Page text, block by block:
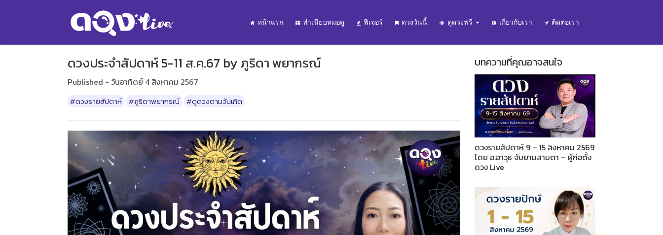
หน้าแรก ทำเนียบหมอดู ฟีเจอร์ ดวงวันนี้ ดูดวงฟรี เกี่ยวกับเรา ติดต่อเรา
ดวงประจำสัปดาห์ 5-11 ส.ค.67 by ภูริดา พยากรณ์
Published - วันอาทิตย์ 4 สิงหาคม 2567
#ดวงรายสัปดาห์ #ภูริดาพยากรณ์ #ดูดวงตามวันเกิด
บทความที่คุณอาจสนใจ
ดวงรายสัปดาห์ 9 – 15 สิงหาคม 2569
โดย อ.อาวุธ จับยามสามตา – ผู้ก่อตั้ง
ดวง Live